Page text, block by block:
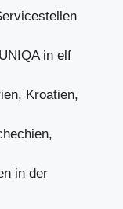
in elf
Kroatien,
in der